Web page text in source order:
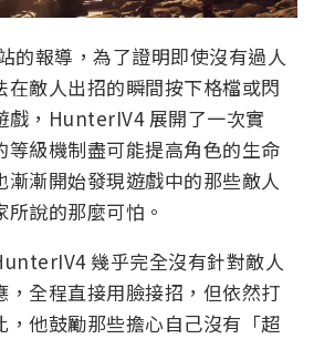
的報導，為了證明即使沒有過人
在敵人出招的瞬間按下格檔或閃
戲，HunterIV4 展開了一次實
等級機制盡可能提高角色的生命
漸漸開始發現遊戲中的那些敵人
說的那麼可怕。
幾乎完全沒有針對敵人
，全程直接用臉接招，但依然打
，他鼓勵那些擔心自己沒有「超